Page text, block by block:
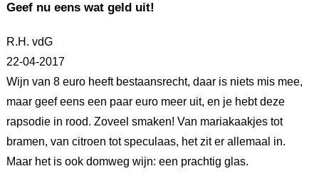
Geef nu eens wat geld uit!
R.H. vdG
22-04-2017
Wijn van 8 euro heeft bestaansrecht, daar is niets mis mee,
maar geef eens een paar euro meer uit, en je hebt deze
rapsodie in rood. Zoveel smaken! Van mariakaakjes tot
bramen, van citroen tot speculaas, het zit er allemaal in.
Maar het is ook domweg wijn: een prachtig glas.